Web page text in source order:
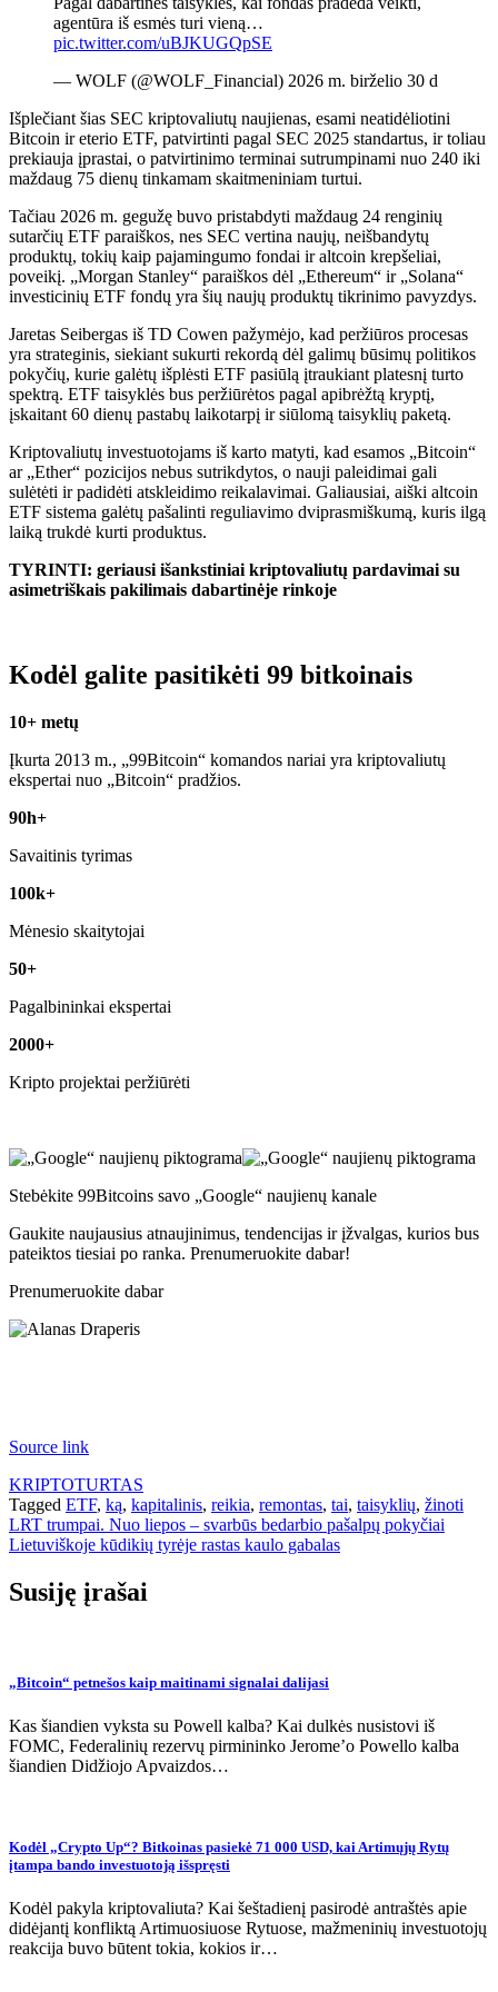
agentūra iš esmės turi vieną…
pic.twitter.com/uBJKUGQpSE
— WOLF (@WOLF_Financial) 2026 m. birželio 30 d
Išplečiant šias SEC kriptovaliutų naujienas, esami neatidėliotini
Bitcoin ir eterio ETF, patvirtinti pagal SEC 2025 standartus, ir toliau
prekiauja įprastai, o patvirtinimo terminai sutrumpinami nuo 240 iki
maždaug 75 dienų tinkamam skaitmeniniam turtui.
Tačiau 2026 m. gegužę buvo pristabdyti maždaug 24 renginių
sutarčių ETF paraiškos, nes SEC vertina naujų, neišbandytų
produktų, tokių kaip pajamingumo fondai ir altcoin krepšeliai,
poveikį. „Morgan Stanley“ paraiškos dėl „Ethereum“ ir „Solana“
investicinių ETF fondų yra šių naujų produktų tikrinimo pavyzdys.
Jaretas Seibergas iš TD Cowen pažymėjo, kad peržiūros procesas
yra strateginis, siekiant sukurti rekordą dėl galimų būsimų politikos
pokyčių, kurie galėtų išplėsti ETF pasiūlą įtraukiant platesnį turto
spektrą. ETF taisyklės bus peržiūrėtos pagal apibrėžtą kryptį,
įskaitant 60 dienų pastabų laikotarpį ir siūlomą taisyklių paketą.
Kriptovaliutų investuotojams iš karto matyti, kad esamos „Bitcoin“
ar „Ether“ pozicijos nebus sutrikdytos, o nauji paleidimai gali
sulėtėti ir padidėti atskleidimo reikalavimai. Galiausiai, aiški altcoin
ETF sistema galėtų pašalinti reguliavimo dviprasmiškumą, kuris ilgą
laiką trukdė kurti produktus.
TYRINTI: geriausi išankstiniai kriptovaliutų pardavimai su
asimetriškais pakilimais dabartinėje rinkoje
Kodėl galite pasitikėti 99 bitkoinais
10+ metų
Įkurta 2013 m., „99Bitcoin“ komandos nariai yra kriptovaliutų
ekspertai nuo „Bitcoin“ pradžios.
90h+
Savaitinis tyrimas
100k+
Mėnesio skaitytojai
50+
Pagalbininkai ekspertai
2000+
Kripto projektai peržiūrėti
Stebėkite 99Bitcoins savo „Google“ naujienų kanale
Gaukite naujausius atnaujinimus, tendencijas ir įžvalgas, kurios bus
pateiktos tiesiai po ranka. Prenumeruokite dabar!
Prenumeruokite dabar
Source link
KRIPTOTURTAS
Tagged ETF, ką, kapitalinis, reikia, remontas, tai, taisyklių, žinoti
Navigacija
tarp
įrašų
LRT trumpai. Nuo liepos – svarbūs bedarbio pašalpų pokyčiai
Lietuviškoje kūdikių tyrėje rastas kaulo gabalas
Susiję įrašai
„Bitcoin“ petnešos kaip maitinami signalai dalijasi
Kas šiandien vyksta su Powell kalba? Kai dulkės nusistovi iš
FOMC, Federalinių rezervų pirmininko Jerome’o Powello kalba
šiandien Didžiojo Apvaizdos…
Kodėl „Crypto Up“? Bitkoinas pasiekė 71 000 USD, kai Artimųjų Rytų
įtampa bando investuotoją išspręsti
Kodėl pakyla kriptovaliuta? Kai šeštadienį pasirodė antraštės apie
didėjantį konfliktą Artimuosiuose Rytuose, mažmeninių investuotojų
reakcija buvo būtent tokia, kokios ir…